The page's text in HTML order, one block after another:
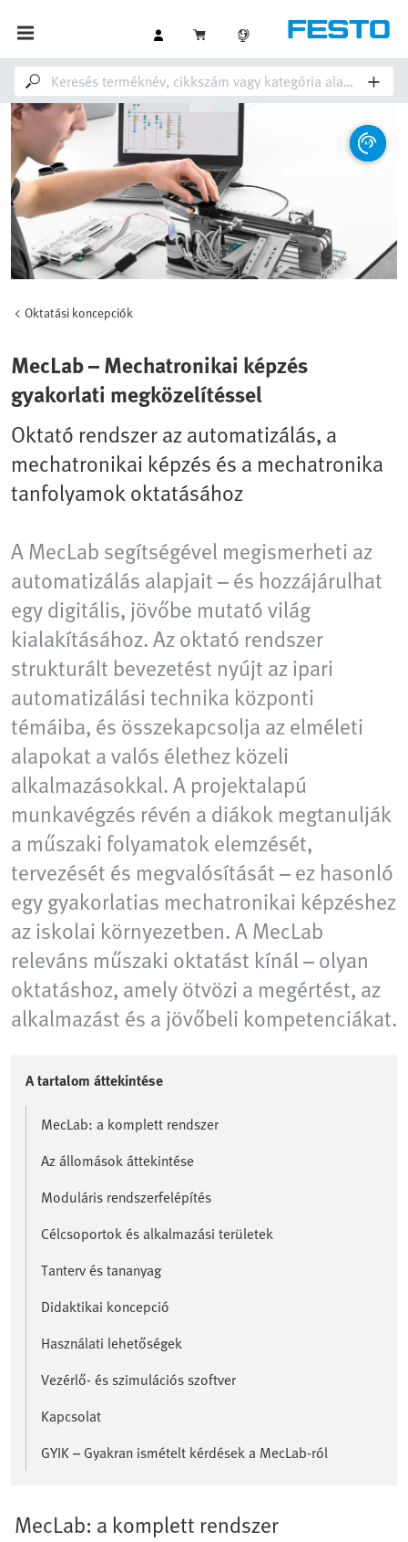
Oktatási koncepciók
MecLab – Mechatronikai képzés
gyakorlati megközelítéssel
Oktató rendszer az automatizálás, a
mechatronikai képzés és a mechatronika
tanfolyamok oktatásához
A MecLab segítségével megismerheti az
automatizálás alapjait – és hozzájárulhat
egy digitális, jövőbe mutató világ
kialakításához. Az oktató rendszer
strukturált bevezetést nyújt az ipari
automatizálási technika központi
témáiba, és összekapcsolja az elméleti
alapokat a valós élethez közeli
alkalmazásokkal. A projektalapú
munkavégzés révén a diákok megtanulják
a műszaki folyamatok elemzését,
tervezését és megvalósítását – ez hasonló
egy gyakorlatias mechatronikai képzéshez
az iskolai környezetben. A MecLab
releváns műszaki oktatást kínál – olyan
oktatáshoz, amely ötvözi a megértést, az
alkalmazást és a jövőbeli kompetenciákat.
A tartalom áttekintése
MecLab: a komplett rendszer
Az állomások áttekintése
Moduláris rendszerfelépítés
Célcsoportok és alkalmazási területek
Tanterv és tananyag
Didaktikai koncepció
Használati lehetőségek
Vezérlő- és szimulációs szoftver
Kapcsolat
GYIK – Gyakran ismételt kérdések a MecLab-ról
MecLab: a komplett rendszer